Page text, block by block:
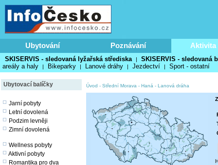
Ubytování Poznávání Aktivita
SKISERVIS - sledovaná lyžařská střediska |
SKISERVIS - sledovaná
areály a haly
| Bikeparky | Lanové dráhy | Jezdectví | Sport - ostatní
Ubytovací balíčky
Jarní pobyty
Letní dovolená
Podzim levněji
Zimní dovolená
Wellness pobyty
Aktivní pobyty
Romantika pro dva
Úvod - Střední Morava - Haná - Lanová dráha